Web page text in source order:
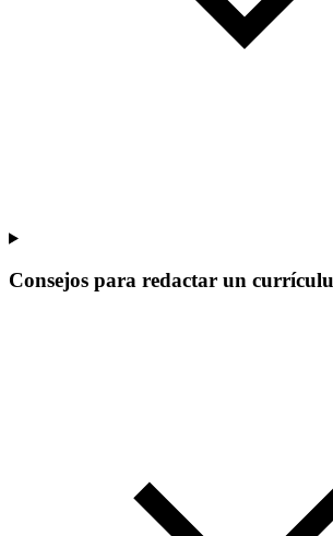
Consejos para redactar un